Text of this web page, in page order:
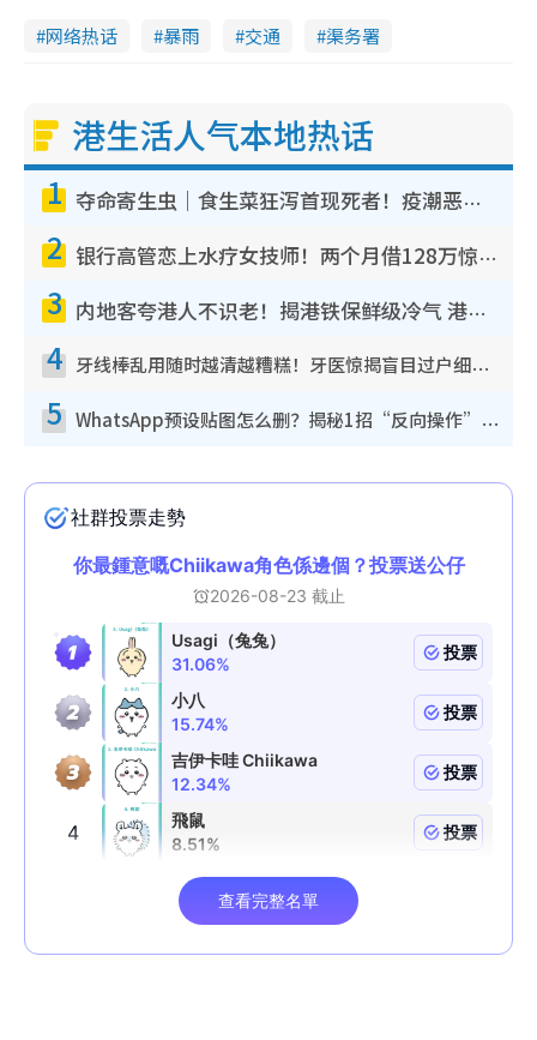
网络热话 暴雨 交通 渠务署
港生活人气本地热话
1 夺命寄生虫｜食生菜狂泻首现死者！疫潮恶化录1.8万宗病例 揭洗菜3大谬误
2 银行高管恋上水疗女技师！两个月借128万惊觉“沉船”沉落火海 揭背后疑似邪教操控卖淫
3 内地客夸港人不识老！揭港铁保鲜级冷气 港人求放过：别投诉
4 牙线棒乱用随时越清越糟糕！牙医惊揭盲目过户细菌恐致蛀牙：这种才是日常真保养
5 WhatsApp预设贴图怎么删？揭秘1招“反向操作”还原简洁界面 附3步实测教程